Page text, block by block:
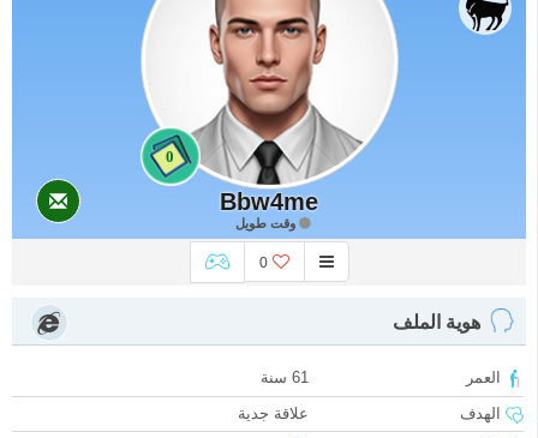
0
Bbw4me
وقت طويل
0
هوية الملف
العمر
61 سنة
الهدف
علاقة جدية